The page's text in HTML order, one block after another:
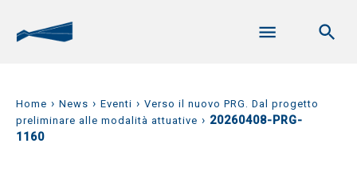
Home › News › Eventi › Verso il nuovo PRG. Dal progetto
preliminare alle modalità attuative › 20260408-PRG-
1160